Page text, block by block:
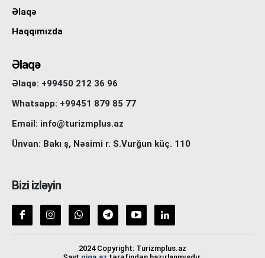
Əlaqə
Haqqımızda
Əlaqə
Əlaqə: +99450 212 36 96
Whatsapp: +99451 879 85 77
Email: info@turizmplus.az
Ünvan: Bakı ş, Nəsimi r. S.Vurğun küç. 110
Bizi izləyin
2024 Copyright: Turizmplus.az